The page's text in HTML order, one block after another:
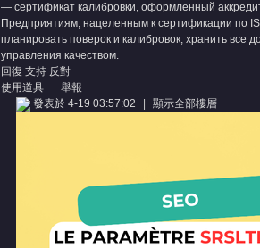
— сертификат калибровки, оформленный
Предприятиям, нацеленным к сертификации по
планировать поверок и калибровок, хранить
управления качеством.
回復 支持 反對
使用道具
舉報
發表於 4-19 03:57:02 顯示全部樓層